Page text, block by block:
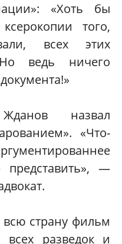
«Хоть бы
того,
всех этих
ведь ничего
назвал
«Что-
—
всю страну фильм
разведок и